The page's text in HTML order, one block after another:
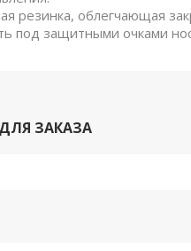
резинка, облегчающая
под защитными очками
ЗАКАЗА